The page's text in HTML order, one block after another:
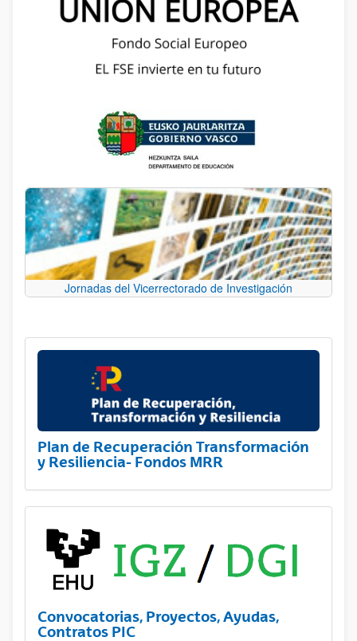
Jornadas del Vicerrectorado de Investigación
Plan de Recuperación Transformación
y Resiliencia- Fondos MRR
Convocatorias, Proyectos, Ayudas,
Contratos PIC